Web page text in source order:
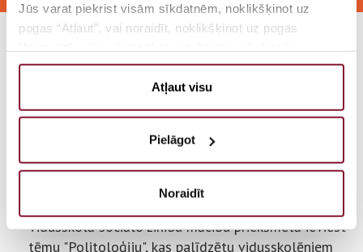
Jūs varat piekrist visām sīkdatnēm, noklikšķinot uz
pogas “Atļaut”, vai noraidīt, noklikšķinot uz pogas
noklikšķinot uz pogas “Ļaut atlasi”. Jūs jebkurā brīdī
varat mainīt to, kādas sīkdatnes ļaujat mums izmantot,
vai atteikties no sīkdatņu izmantošanas, atverot logu
Lai uzzinātu vairāk par mūsu sīkdatņu politiku, lūdzam
Atļaut visu
Pielāgot
Noraidīt
Raiens Dejus
Rīgas vēlēšanu apgabals
Vidusskolā sociālo zinību mācību priekšmetā ieviest
tēmu "Politoloģiju", kas palīdzētu vidusskolēniem